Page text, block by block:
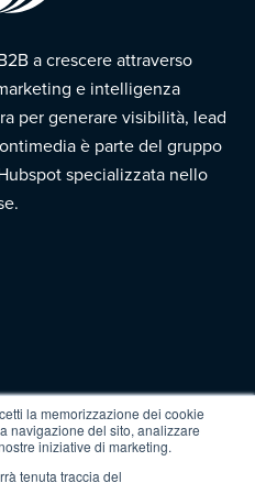
la memorizzazione dei cookie
navigazione del sito, analizzare
iniziative di marketing.
tenuta traccia del
a crescere attraverso
e intelligenza
per generare visibilità, lead
è parte del gruppo
specializzata nello
|P.IVA: 03997730167 |